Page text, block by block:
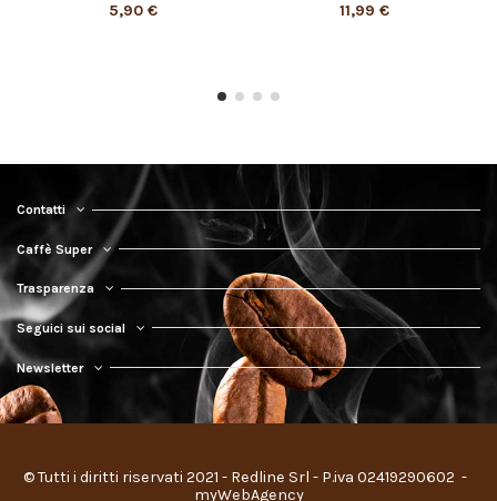
5,90 € 11,99 €
Contatti
Caffè Super
Trasparenza
Seguici sui social
Newsletter
© Tutti i diritti riservati 2021 - Redline Srl - P.iva 02419290602
myWebAgency